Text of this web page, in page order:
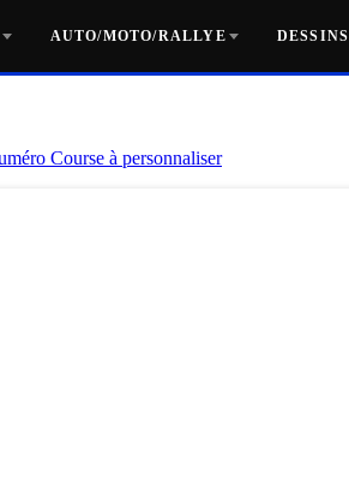
AUTO/MOTO/RALLYE DESSINS
Course à personnaliser